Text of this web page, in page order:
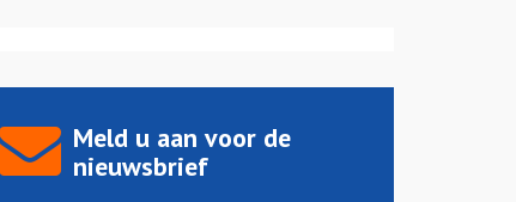
Meld u aan voor de
nieuwsbrief